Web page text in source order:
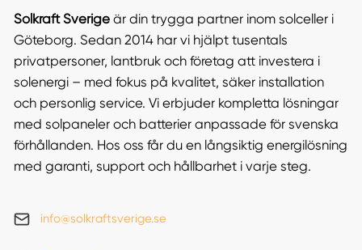
Solkraft Sverigeär din trygga partner inom solceller i
Göteborg. Sedan 2014 har vi hjälpt tusentals
privatpersoner, lantbruk och företag att investera i
solenergi – med fokus på kvalitet, säker installation
och personlig service. Vi erbjuder kompletta lösningar
med solpaneler och batterier anpassade för svenska
förhållanden. Hos oss får du en långsiktig energilösning
med garanti, support och hållbarhet i varje steg.
info@solkraftsverige.se